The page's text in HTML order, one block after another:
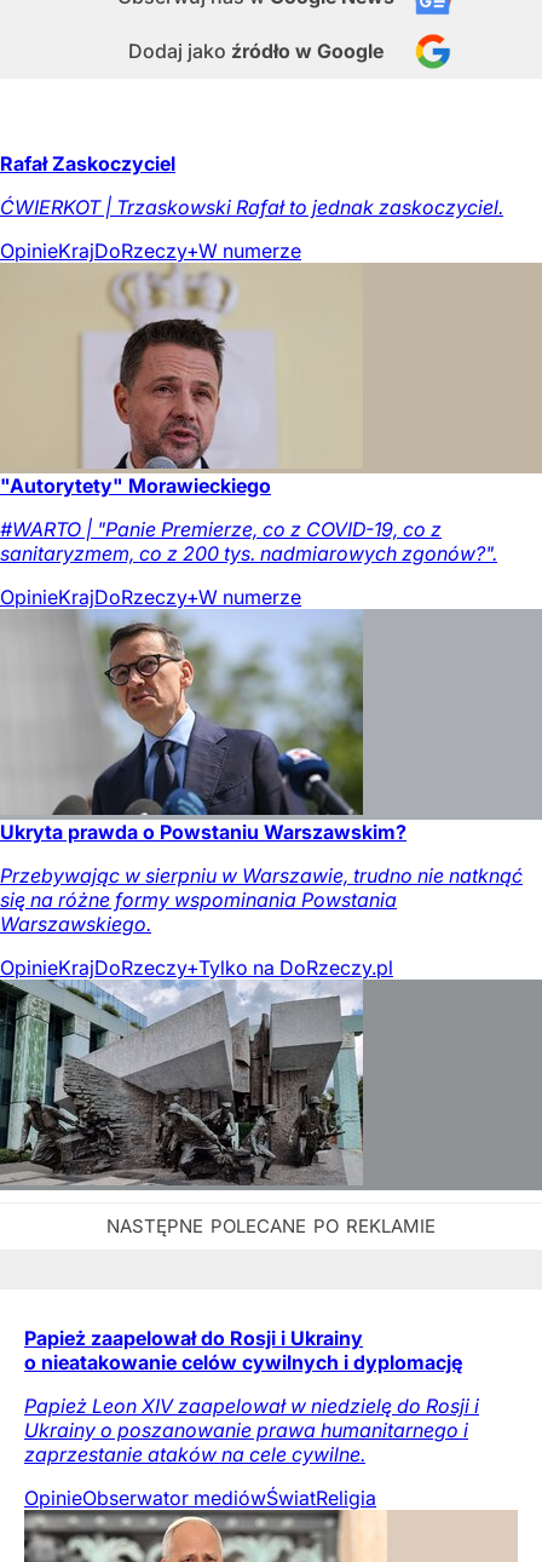
Dodaj jako źródło w Google
Rafał Zaskoczyciel
ĆWIERKOT | Trzaskowski Rafał to jednak zaskoczyciel.
OpinieKrajDoRzeczy+W numerze
"Autorytety" Morawieckiego
#WARTO | "Panie Premierze, co z COVID-19, co z
sanitaryzmem, co z 200 tys. nadmiarowych zgonów?".
OpinieKrajDoRzeczy+W numerze
Ukryta prawda o Powstaniu Warszawskim?
Przebywając w sierpniu w Warszawie, trudno nie natknąć
się na różne formy wspominania Powstania
Warszawskiego.
OpinieKrajDoRzeczy+Tylko na DoRzeczy.pl
Papież zaapelował do Rosji i Ukrainy
o nieatakowanie celów cywilnych i dyplomację
Papież Leon XIV zaapelował w niedzielę do Rosji i
Ukrainy o poszanowanie prawa humanitarnego i
zaprzestanie ataków na cele cywilne.
OpinieObserwator mediówŚwiatReligia